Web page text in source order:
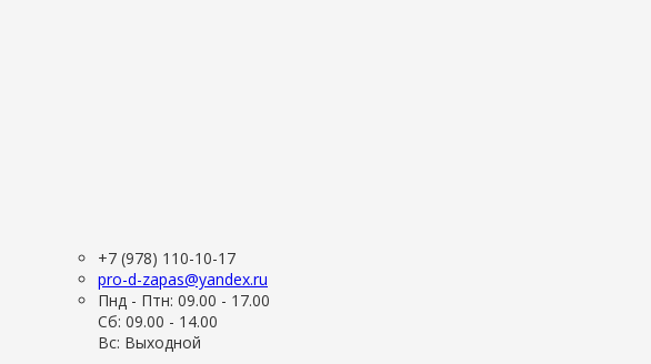
+7 (978) 110-10-17
pro-d-zapas@yandex.ru
Пнд - Птн: 09.00 - 17.00
Сб: 09.00 - 14.00
Вс: Выходной